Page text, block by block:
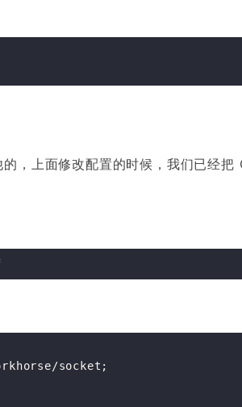
，上面修改配置的时候，我们已经
socket;